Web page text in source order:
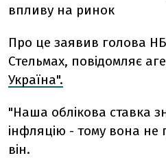
впливу на ринок
Про це заявив голова
Стельмах, повідомляє
Україна".
"Наша облікова ставка
інфляцію - тому вона не
він.